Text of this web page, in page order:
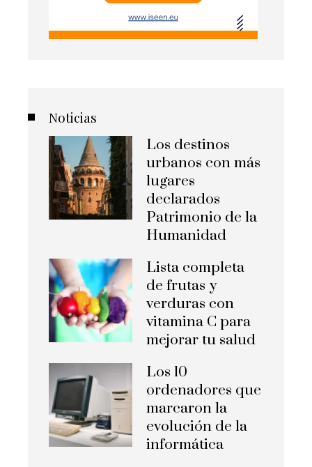
Noticias
Los destinos
urbanos con más
lugares
declarados
Patrimonio de la
Humanidad
Lista completa
de frutas y
verduras con
vitamina C para
mejorar tu salud
Los 10
ordenadores que
marcaron la
evolución de la
informática